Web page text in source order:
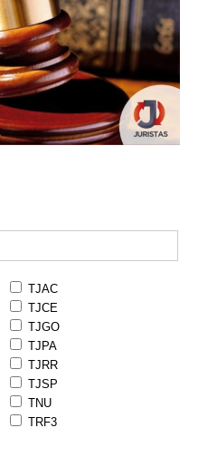
TJAC
TJCE
TJGO
TJPA
TJRR
TJSP
TNU
TRF3